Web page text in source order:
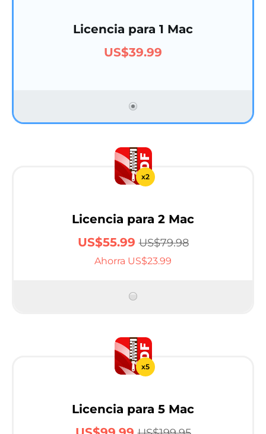
Licencia para 1 Mac
US$39.99
x2
Licencia para 2 Mac
US$55.99US$79.98
Ahorra US$23.99
x5
Licencia para 5 Mac